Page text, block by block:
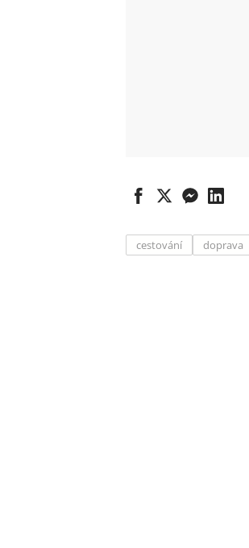
cestování doprava